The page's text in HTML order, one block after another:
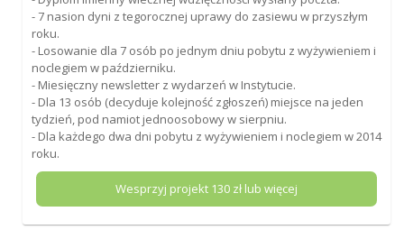
- 7 nasion dyni z tegorocznej uprawy do zasiewu w przyszłym
roku.
- Losowanie dla 7 osób po jednym dniu pobytu z wyżywieniem i
noclegiem w październiku.
- Miesięczny newsletter z wydarzeń w Instytucie.
- Dla 13 osób (decyduje kolejność zgłoszeń) miejsce na jeden
tydzień, pod namiot jednoosobowy w sierpniu.
- Dla każdego dwa dni pobytu z wyżywieniem i noclegiem w 2014
roku.
Wesprzyj projekt 130zł lub więcej